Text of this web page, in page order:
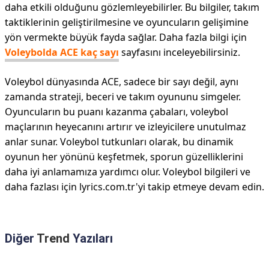
daha etkili olduğunu gözlemleyebilirler. Bu bilgiler, takım
taktiklerinin geliştirilmesine ve oyuncuların gelişimine
yön vermekte büyük fayda sağlar. Daha fazla bilgi için
Voleybolda ACE kaç sayı sayfasını inceleyebilirsiniz.
Voleybol dünyasında ACE, sadece bir sayı değil, aynı
zamanda strateji, beceri ve takım oyununu simgeler.
Oyuncuların bu puanı kazanma çabaları, voleybol
maçlarının heyecanını artırır ve izleyicilere unutulmaz
anlar sunar. Voleybol tutkunları olarak, bu dinamik
oyunun her yönünü keşfetmek, sporun güzelliklerini
daha iyi anlamamıza yardımcı olur. Voleybol bilgileri ve
daha fazlası için lyrics.com.tr'yi takip etmeye devam edin.
Diğer Trend Yazıları